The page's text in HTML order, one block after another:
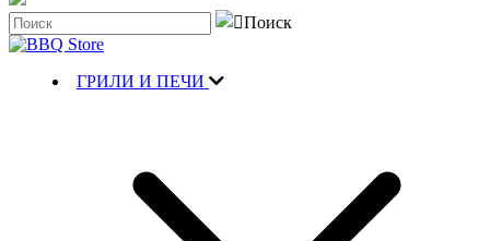
ГРИЛИ И ПЕЧИ